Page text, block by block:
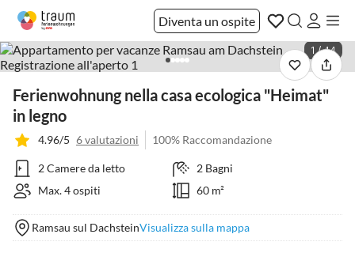
Diventa un ospite
1 / 44
Ferienwohnung nella casa ecologica "Heimat"
in legno
4.96/5 6 valutazioni 100% Raccomandazione
2 Camere da letto
2 Bagni
Max. 4 ospiti
60 m²
Ramsau sul DachsteinVisualizza sulla mappa